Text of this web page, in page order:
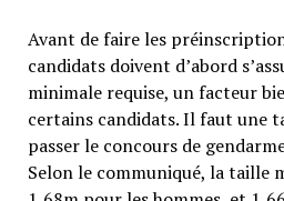
Avant de faire les
candidats doivent d’abord
minimale requise, un facteur
certains candidats. Il faut une
passer le concours de
Selon le communiqué, la taille